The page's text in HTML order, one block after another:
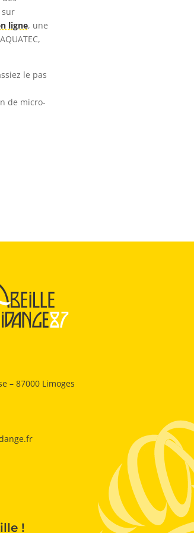
sur
ligne, une
le pas
de micro-
– 87000 Limoges
!